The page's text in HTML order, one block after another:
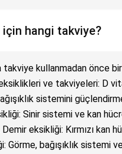
hangi takviye?
kullanmadan önce bir
eksiklikleri ve takviyeleri: D
sistemini
Sinir sistemi ve kan
eksikliği: Kırmızı kan
Görme, bağışıklık sistemi